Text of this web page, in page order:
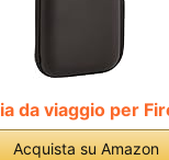
da viaggio per
Acquista su Amazon